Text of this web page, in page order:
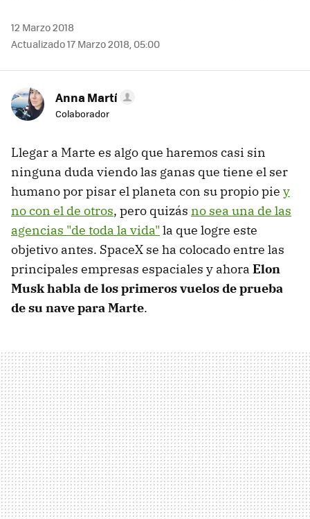
12 Marzo 2018
Actualizado 17 Marzo 2018, 05:00
Anna Martí
Colaborador
Llegar a Marte es algo que haremos casi sin
ninguna duda viendo las ganas que tiene el ser
humano por pisar el planeta con su propio pie y
no con el de otros, pero quizás no sea una de las
agencias "de toda la vida" la que logre este
objetivo antes. SpaceX se ha colocado entre las
principales empresas espaciales y ahora Elon
Musk habla de los primeros vuelos de prueba
de su nave para Marte.